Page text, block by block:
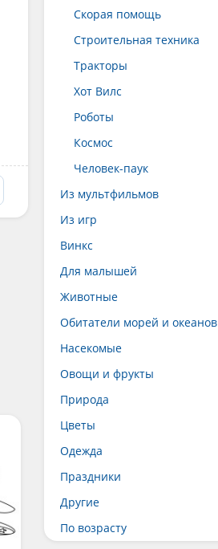
Скорая помощь
Строительная техника
Тракторы
Хот Вилс
Роботы
Космос
Человек-паук
Из мультфильмов
Из игр
Винкс
Для малышей
Животные
Обитатели морей и океанов
Насекомые
Овощи и фрукты
Природа
Цветы
Одежда
Праздники
Другие
По возрасту